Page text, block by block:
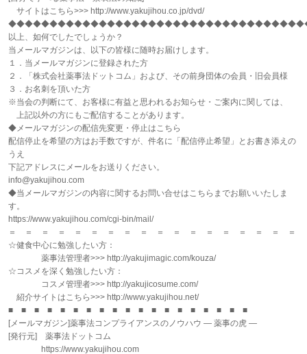
サイトはこちら>>> http://www.yakujihou.co.jp/dvd/
以上、如何でしたでしょうか？
当メールマガジンは、以下の皆様に随時お届けします。
１．当メールマガジンに登録された方
２．「株式会社薬事法ドットコム」および、その前身団体の会員・旧会員様
３．お名刺を頂いた方
※当会の判断にて、お客様に有益と思われるお知らせ・ご案内に関しては、
上記以外の方にもご配信することがあります。
◆メールマガジンの配信先変更・停止はこちら
配信停止を希望の方はお手数ですが、件名に「配信停止希望」とお書き添えの
うえ
下記アドレスにメールをお送りください。
info@yakujihou.com
◆当メールマガジンの内容に関するお問い合せはこちらまでお願いいたしま
す。
https://www.yakujihou.com/cgi-bin/mail/
＝ ＝ ＝ ＝ ＝ ＝ ＝ ＝ ＝ ＝ ＝ ＝ ＝ ＝ ＝ ＝ ＝ ＝
☆健食中心に勉強したい方：
薬事法管理者>>> http://yakujimagic.com/kouza/
☆コスメを深く勉強したい方：
コスメ管理者>>> http://yakujicosume.com/
紹介サイトはこちら>>> http://www.yakujihou.net/
■ ■ ■ ■ ■ ■ ■ ■ ■ ■ ■ ■ ■ ■ ■ ■ ■ ■ ■
[メールマガジン]薬事法コンプライアンスのノウハウ ― 薬事の虎 ―
[発行元] 薬事法ドットコム
https://www.yakujihou.com